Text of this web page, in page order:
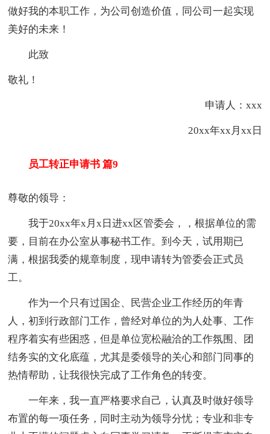
做好我的本职工作，为公司创造价值，同公司一起实现
美好的未来！
此致
敬礼！
申请人：xxx
20xx年xx月xx日
员工转正申请书 篇9
尊敬的领导：
我于20xx年x月x日进xx区管委会，，根据单位的需
要，目前在办公室从事秘书工作。到今天，试用期已
满，根据我委的规章制度，现申请转为管委会正式员
工。
作为一个只有过国企、民营企业工作经历的年青
人，初到行政部门工作，曾经对单位的为人处事、工作
程序着实有些困惑，但是单位宽松融洽的工作氛围、团
结务实的文化底蕴，尤其是委领导的关心和部门同事的
热情帮助，让我很快完成了工作角色的转变。
一年来，我一直严格要求自己，认真及时做好领导
布置的每一项任务，同时主动为领导分忧；专业和非专